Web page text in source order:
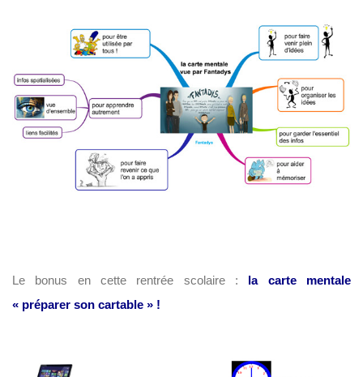
Le bonus en cette rentrée scolaire : la carte mentale
« préparer son cartable » !